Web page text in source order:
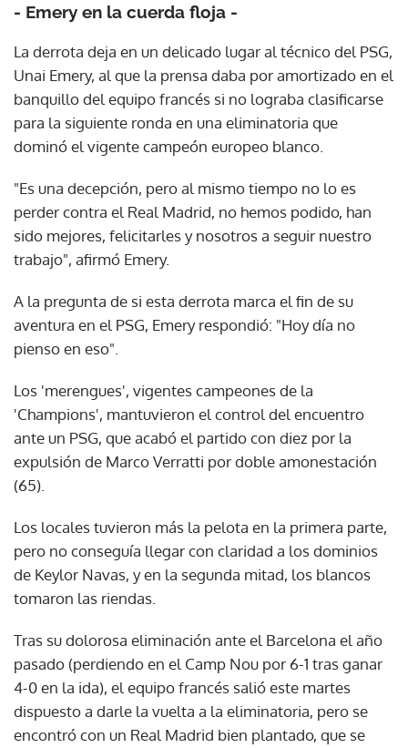
- Emery en la cuerda floja -
La derrota deja en un delicado lugar al técnico del PSG,
Unai Emery, al que la prensa daba por amortizado en el
banquillo del equipo francés si no lograba clasificarse
para la siguiente ronda en una eliminatoria que
dominó el vigente campeón europeo blanco.
"Es una decepción, pero al mismo tiempo no lo es
perder contra el Real Madrid, no hemos podido, han
sido mejores, felicitarles y nosotros a seguir nuestro
trabajo", afirmó Emery.
A la pregunta de si esta derrota marca el fin de su
aventura en el PSG, Emery respondió: "Hoy día no
pienso en eso".
Los 'merengues', vigentes campeones de la
'Champions', mantuvieron el control del encuentro
ante un PSG, que acabó el partido con diez por la
expulsión de Marco Verratti por doble amonestación
(65).
Los locales tuvieron más la pelota en la primera parte,
pero no conseguía llegar con claridad a los dominios
de Keylor Navas, y en la segunda mitad, los blancos
tomaron las riendas.
Tras su dolorosa eliminación ante el Barcelona el año
pasado (perdiendo en el Camp Nou por 6-1 tras ganar
4-0 en la ida), el equipo francés salió este martes
dispuesto a darle la vuelta a la eliminatoria, pero se
encontró con un Real Madrid bien plantado, que se